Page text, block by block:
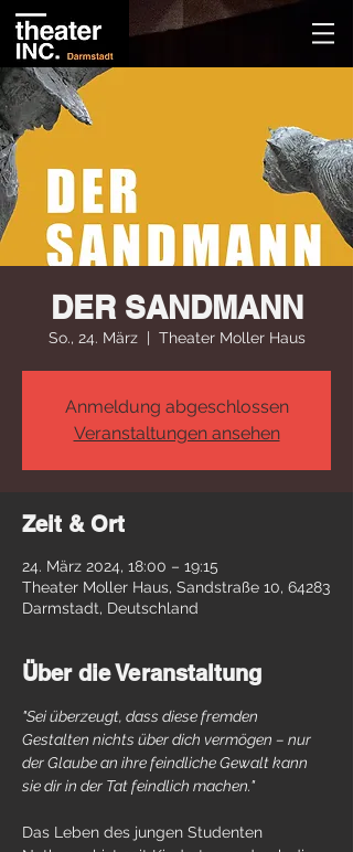
DER SANDMANN
So., 24. März
  |
Theater Moller Haus
Anmeldung abgeschlossen
Veranstaltungen ansehen
Zeit & Ort
24. März 2024, 18:00 – 19:15
Theater Moller Haus, Sandstraße 10, 64283
Darmstadt, Deutschland
Über die Veranstaltung
"Sei überzeugt, dass diese fremden
Gestalten nichts über dich vermögen – nur
der Glaube an ihre feindliche Gewalt kann
sie dir in der Tat feindlich machen."
Das Leben des jungen Studenten